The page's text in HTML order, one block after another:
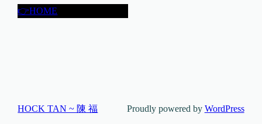
👉HOME
HOCK TAN ~ 陳 福 Proudly powered by WordPress